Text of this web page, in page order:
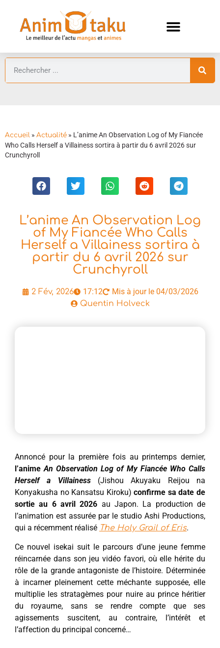
Accueil » Actualité » L’anime An Observation Log of My Fiancée
Who Calls Herself a Villainess sortira à partir du 6 avril 2026 sur
Crunchyroll
L’anime An Observation Log
of My Fiancée Who Calls
Herself a Villainess sortira à
partir du 6 avril 2026 sur
Crunchyroll
2 Fév, 2026 17:12 Mis à jour le 04/03/2026
Quentin Holveck
Annoncé pour la première fois au printemps dernier,
l’animeAn Observation Log of My Fiancée Who Calls
Herself a Villainess(Jishou Akuyaku Reijou na
Konyakusha no Kansatsu Kiroku)confirme sa date de
sortie au 6 avril 2026 au Japon. La production de
l’animation est assurée par le studio Ashi Productions,
qui a récemment réalisé The Holy Grail of Eris.
Ce nouvel isekai suit le parcours d’une jeune femme
réincarnée dans son jeu vidéo favori, où elle hérite du
rôle de la grande antagoniste de l’histoire. Déterminée
à incarner pleinement cette méchante supposée, elle
multiplie les stratagèmes pour nuire au prince héritier
du royaume, sans se rendre compte que ses
agissements suscitent, au contraire, l’intérêt et
l’affection du principal concerné…